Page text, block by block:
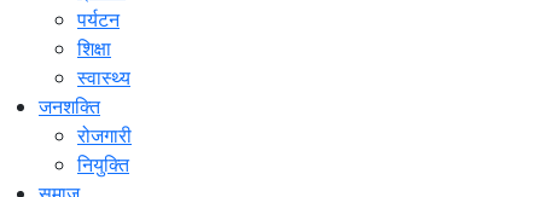
पर्यटन
शिक्षा
स्वास्थ्य
जनशक्ति
रोजगारी
नियुक्ति